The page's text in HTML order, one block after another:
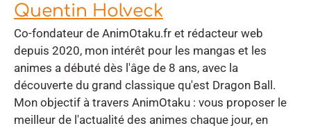
Quentin Holveck
Co-fondateur de AnimOtaku.fr et rédacteur web
depuis 2020, mon intérêt pour les mangas et les
animes a débuté dès l'âge de 8 ans, avec la
découverte du grand classique qu'est Dragon Ball.
Mon objectif à travers AnimOtaku : vous proposer le
meilleur de l'actualité des animes chaque jour, en